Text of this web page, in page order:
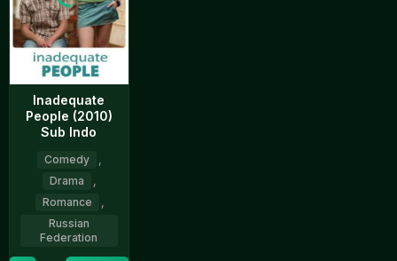
Inadequate
People (2010)
Sub Indo
Comedy
Drama
Romance
Russian
Federation